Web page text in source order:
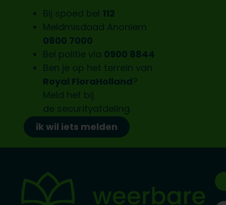
Bij spoed bel 112
Meldmisdaad Anoniem
0800 7000
Bel politie via 0900 8844
Ben je op het terrein van
Royal FloraHolland?
Meld het bij
de securityafdeling.
ik wil iets melden